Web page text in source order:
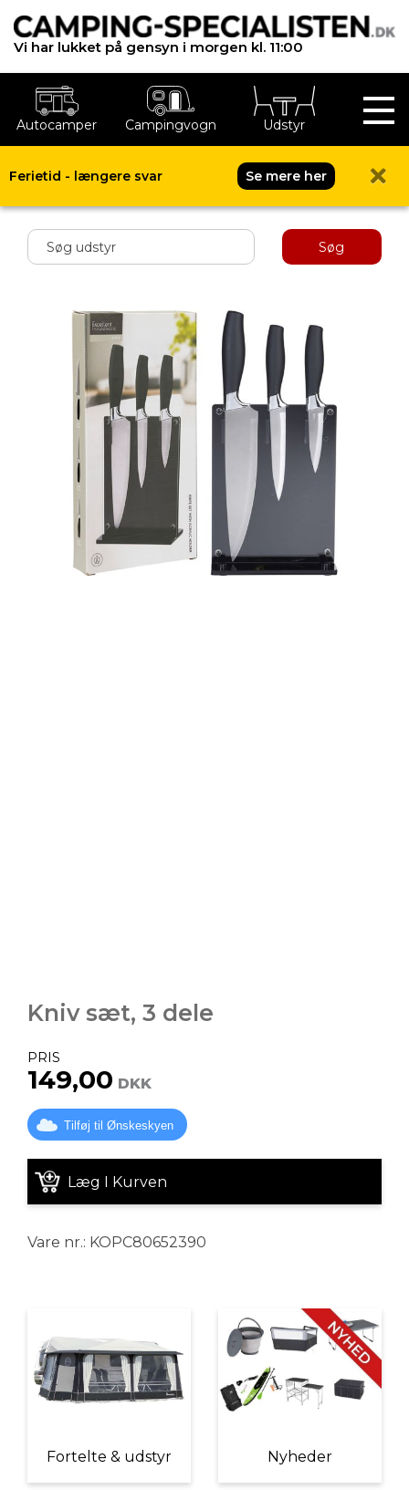
Vi har lukket på gensyn i morgen kl. 11:00
Autocamper Campingvogn Udstyr
Ferietid - længere svar
Se mere her
Søg
Kniv sæt, 3 dele
PRIS
149,00 DKK
Tilføj til Ønskeskyen
Læg I Kurven
Vare nr.: KOPC80652390
Fortelte & udstyr Nyheder